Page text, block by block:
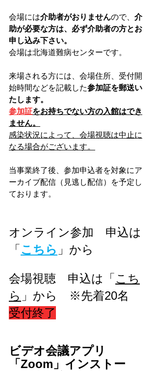
会場には介助者がおりませんので、 介
助が必要な方は、必ず介助者の方とお
申し込み下さい。
会場は北海道難病センターです。
来場される方には、会場住所、受付開
始時間などを記載した参加証を郵送い
たします。
参加証をお持ちでない方の入館はでき
ません。
感染状況によって、会場視聴は中止に
なる場合がございます。
当事業終了後、参加申込者を対象にア
ーカイブ配信（見逃し配信）を予定し
ております。
オンライン参加　申込は
「 こちら 」から
会場視聴　申込は 「 こち
ら 」 から　※先着20名
受付終了
ビデオ会議アプリ
「Zoom」インストー